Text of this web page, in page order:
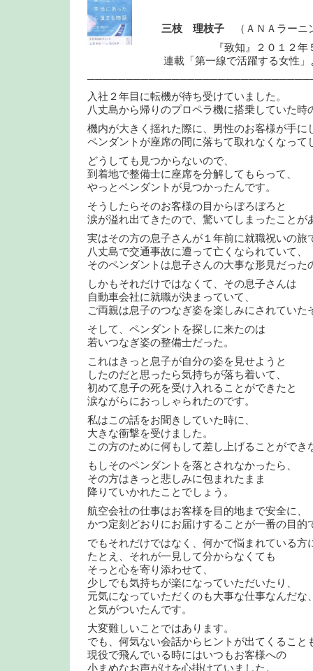
三枝 理枝子
（ＡＮＡラー
『致知』２０１２年５
連載「第一線で活躍する女性」
入社２年目に転機が待ち受けていました。
八丈島から帰りのプロペラ機に搭乗していた時
機内が大きく揺れた際に、男性のお客様が手に
ペンダントが座席の間に落ちて取れなくなって
どうしても見つからないので、
到着地で整備士に座席を分解してもらって、
やっとペンダントが見つかったんです。
そうしたらそのお客様の目からぼろぼろと
涙が溢れ出てきたので、驚いてしまったことが
実はその方の息子さんが１年前に就職祝いの旅
八丈島で交通事故に遭って亡くなられていて、
そのペンダントは息子さんの大事な形見だった
しかもそれだけではなくて、その息子さんは
自動車会社に就職が決まっていて、
ご両親は息子のつなぎ姿を楽しみにされていた
そして、ペンダントを探しに来たのは
若いつなぎ姿の整備士だった。
これはきっと息子が自分の姿を見せようと
したのだと思ったら気持ちが落ち着いて、
初めて息子の死を受け入れることができたと
涙ながらにおっしゃられたのです。
私はこの話をお聞きしていた時に、
大きな衝撃を受けました。
この方のために何もして差し上げることができ
もしそのペンダントを落とされなかったら、
その方はきっと悲しみに包まれたまま
降りていかれたことでしょう。
航空会社の仕事はお客様を目的地まで安全に、
かつ定刻どおりにお届けすることが一番の目的
でもそれだけではなく、何かで悩まれている方
たとえ、それが一見して分からなくても
そっと心を寄り添わせて、
少しでも気持ちが楽になっていただいたり、
元気になっていただくのも大事な仕事なんだな
と気がついたんです。
大変難しいことではあります。
でも、何気ない会話からヒントが出てくること
現役で飛んでいる時にはいつもお客様への
小まめなお声がけを心掛けていました。